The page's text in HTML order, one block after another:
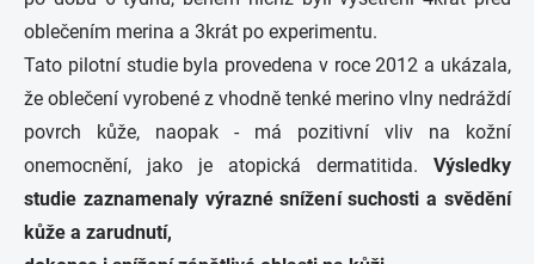
oblečením merina a 3krát po experimentu.
Tato pilotní studie byla provedena v roce 2012 a ukázala,
že oblečení vyrobené z vhodně tenké merino vlny nedráždí
povrch kůže, naopak - má pozitivní vliv na kožní
onemocnění, jako je atopická dermatitida. Výsledky
studie zaznamenaly výrazné snížení suchosti a svědění
kůže a zarudnutí,